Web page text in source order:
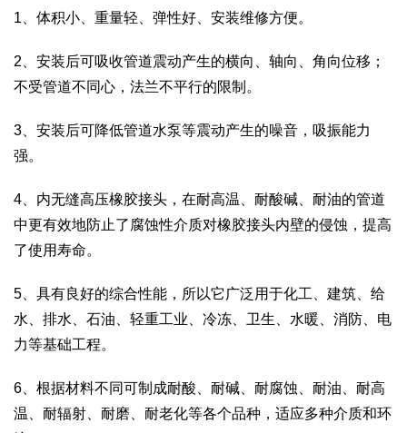
1、体积小、重量轻、弹性好、安装维修方便。
2、安装后可吸收管道震动产生的横向、轴向、角向位移；
不受管道不同心，法兰不平行的限制。
3、安装后可降低管道水泵等震动产生的噪音，吸振能力
强。
4、内无缝高压橡胶接头，在耐高温、耐酸碱、耐油的管道
中更有效地防止了腐蚀性介质对橡胶接头内壁的侵蚀，提高
了使用寿命。
5、具有良好的综合性能，所以它广泛用于化工、建筑、给
水、排水、石油、轻重工业、冷冻、卫生、水暖、消防、电
力等基础工程。
6、根据材料不同可制成耐酸、耐碱、耐腐蚀、耐油、耐高
温、耐辐射、耐磨、耐老化等各个品种，适应多种介质和环